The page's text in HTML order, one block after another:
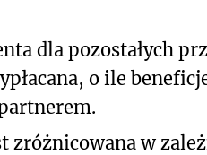
dla pozostałych
o ile
zróżnicowana w